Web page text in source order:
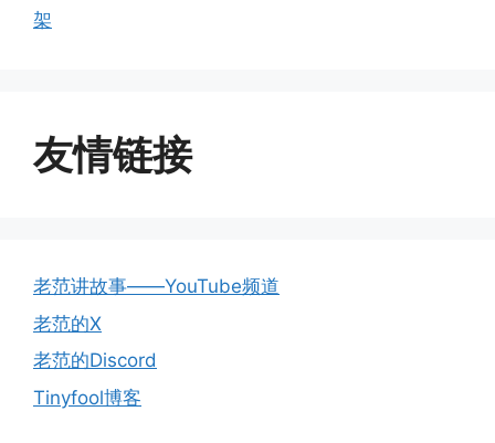
架
友情链接
老范讲故事——YouTube频道
老范的X
老范的Discord
Tinyfool博客